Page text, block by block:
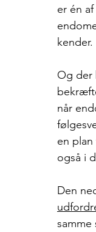
er én
kender.
Og der
når
en
også i
Den